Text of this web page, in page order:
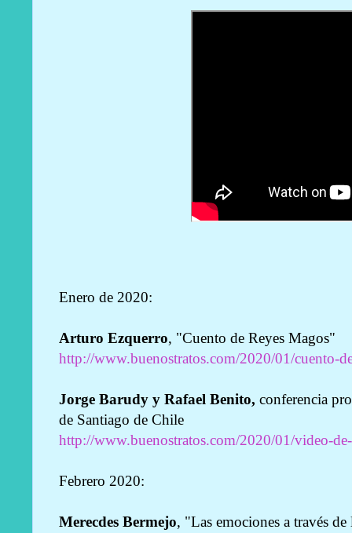
Enero de 2020:
Arturo Ezquerro, "Cuento de Reyes Magos"
http://www.buenostratos.com/2020/01/cuento-
Jorge Barudy y Rafael Benito, conferencia
de Santiago de Chile
http://www.buenostratos.com/2020/01/video-
Febrero 2020:
Merecdes Bermejo, "Las emociones a través